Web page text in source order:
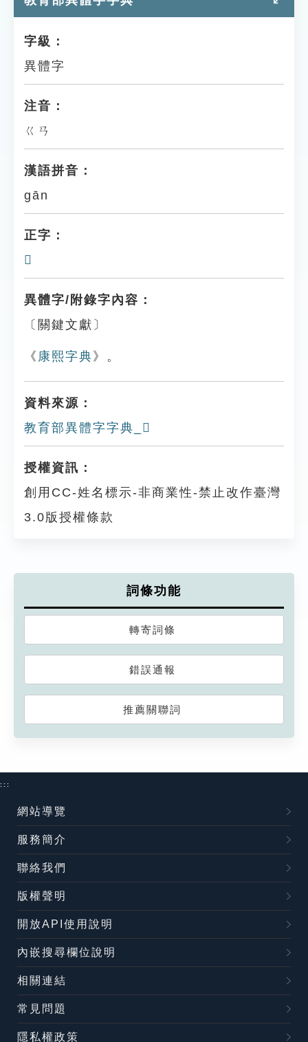
貓頭鷹博士
字級：
異體字
注音：
ㄍㄢ
漢語拼音：
gān
正字：
𨝌
異體字/附錄字內容：
〔關鍵文獻〕
《 康熙字典 》。
資料來源：
教育部異體字字典_𨝝
授權資訊：
創用CC-姓名標示-非商業性-禁止改作臺灣
3.0版授權條款
詞條功能
轉寄詞條
錯誤通報
推薦關聯詞
:::
網站導覽
服務簡介
聯絡我們
版權聲明
開放API使用說明
內嵌搜尋欄位說明
相關連結
常見問題
隱私權政策